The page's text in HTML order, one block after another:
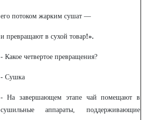
его потоком жарким сушат —
и превращают в сухой товар!».
- Какое четвертое превращения?
- Сушка
- На завершающем этапе чай помещают в
сушильные аппараты, поддерживающие